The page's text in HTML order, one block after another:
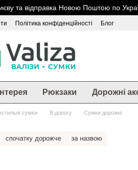
та відправка Новою Поштою по
Політика конфіденційності
Блог
Рюкзаки Дорожні
сумки В дорогу Сумки дорожні
спочатку дорожче за назвою